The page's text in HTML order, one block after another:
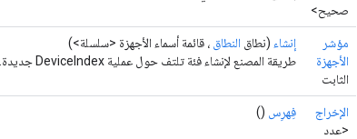
صحيح>
مؤشر
الأجهزة
الثابت
إنشاء (نطاق النطاق ، قائمة أسماء الأجهزة <سلسلة>)
طريقة المصنع لإنشاء فئة تلتف حول عملية DeviceIndex جديدة.
الإخراج
<عدد
فِهرِس ()